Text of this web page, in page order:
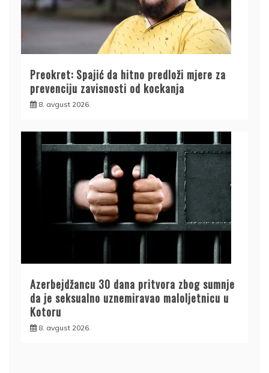
Preokret: Spajić da hitno predloži mjere za
prevenciju zavisnosti od kockanja
8. avgust 2026.
Azerbejdžancu 30 dana pritvora zbog sumnje
da je seksualno uznemiravao maloljetnicu u
Kotoru
8. avgust 2026.